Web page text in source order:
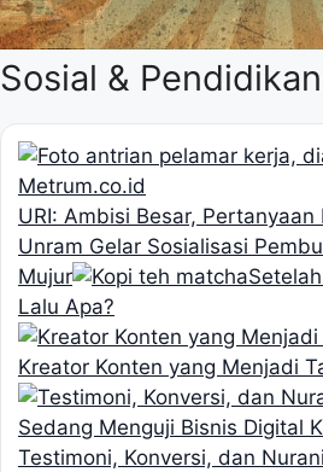
Sosial & Pendidikan
URI: Ambisi Besar, Pertanyaan
Unram Gelar Sosialisasi
Mujur
Lalu Apa?
Kreator Konten yang Menjadi
Testimoni, Konversi, dan